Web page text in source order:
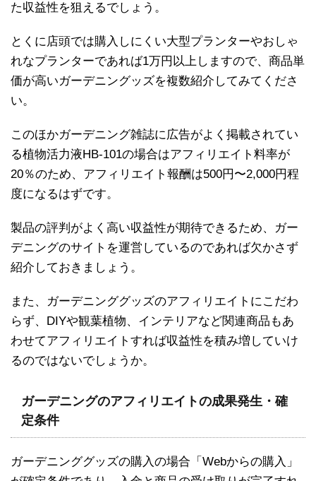
た収益性を狙えるでしょう。
とくに店頭では購入しにくい大型プランターやおしゃ
れなプランターであれば1万円以上しますので、商品単
価が高いガーデニングッズを複数紹介してみてくださ
い。
このほかガーデニング雑誌に広告がよく掲載されてい
る植物活力液HB-101の場合はアフィリエイト料率が
20％のため、アフィリエイト報酬は500円〜2,000円程
度になるはずです。
製品の評判がよく高い収益性が期待できるため、ガー
デニングのサイトを運営しているのであれば欠かさず
紹介しておきましょう。
また、ガーデニンググッズのアフィリエイトにこだわ
らず、DIYや観葉植物、インテリアなど関連商品もあ
わせてアフィリエイトすれば収益性を積み増していけ
るのではないでしょうか。
ガーデニングのアフィリエイトの成果発生・確
定条件
ガーデニンググッズの購入の場合「Webからの購入」